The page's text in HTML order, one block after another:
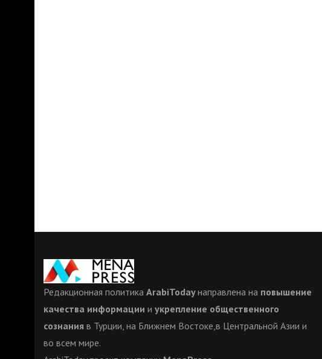
Редакционная политика ArabiTodayнаправлена на повышение
качества информации и укрепление общественного
сознания в Турции, на Ближнем Востоке,в Центральной Азии и
во всем мире.